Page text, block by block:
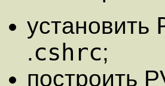
установить
.cshrc;
построить